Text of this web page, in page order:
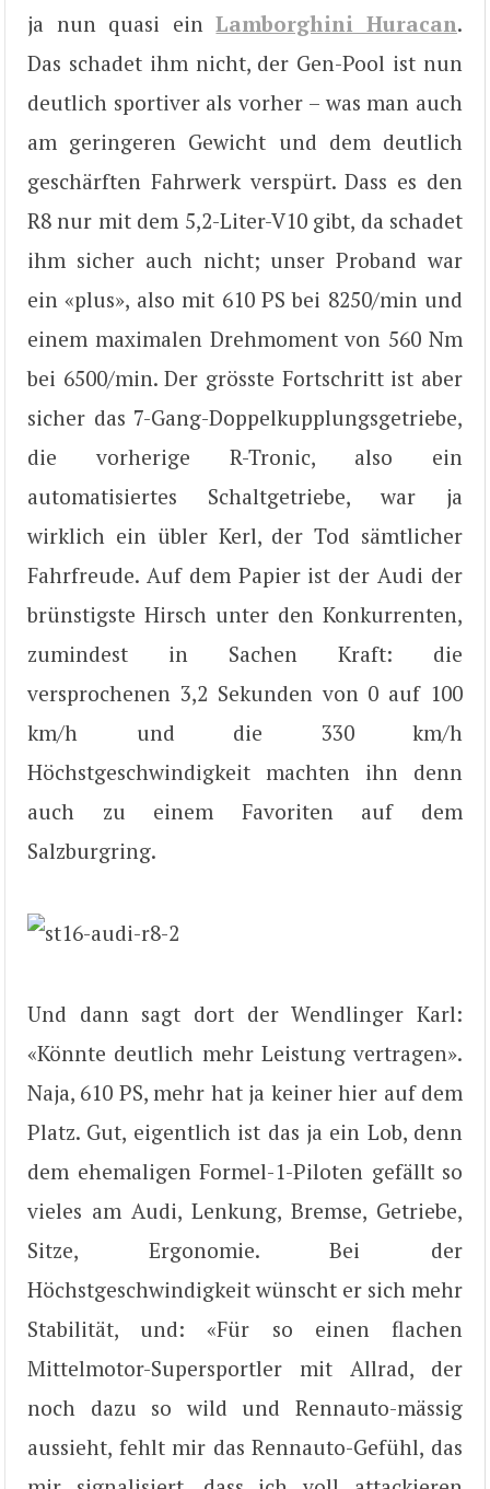
ja nun quasi einLamborghini Huracan.
Das schadet ihm nicht, der Gen-Pool ist nun
deutlich sportiver als vorher – was man auch
am geringeren Gewicht und dem deutlich
geschärften Fahrwerk verspürt. Dass es den
R8 nur mit dem 5,2-Liter-V10 gibt, da schadet
ihm sicher auch nicht; unser Proband war
ein «plus», also mit 610 PS bei 8250/min und
einem maximalen Drehmoment von 560 Nm
bei 6500/min. Der grösste Fortschritt ist aber
sicher das 7-Gang-Doppelkupplungsgetriebe,
die vorherige R-Tronic, also ein
automatisiertes Schaltgetriebe, war ja
wirklich ein übler Kerl, der Tod sämtlicher
Fahrfreude. Auf dem Papier ist der Audi der
brünstigste Hirsch unter den Konkurrenten,
zumindest in Sachen Kraft: die
versprochenen 3,2 Sekunden von 0 auf 100
km/h und die 330 km/h
Höchstgeschwindigkeit machten ihn denn
auch zu einem Favoriten auf dem
Salzburgring.
Und dann sagt dort der Wendlinger Karl:
«Könnte deutlich mehr Leistung vertragen».
Naja, 610 PS, mehr hat ja keiner hier auf dem
Platz. Gut, eigentlich ist das ja ein Lob, denn
dem ehemaligen Formel-1-Piloten gefällt so
vieles am Audi, Lenkung, Bremse, Getriebe,
Sitze, Ergonomie. Bei der
Höchstgeschwindigkeit wünscht er sich mehr
Stabilität, und: «Für so einen flachen
Mittelmotor-Supersportler mit Allrad, der
noch dazu so wild und Rennauto-mässig
aussieht, fehlt mir das Rennauto-Gefühl, das